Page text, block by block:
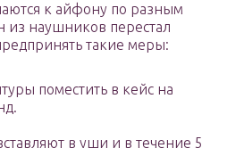
к айфону по разным
из наушников перестал
такие меры:
поместить в кейс на
в уши и в течение 5